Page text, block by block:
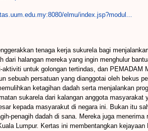
elmu/index.jsp?modul...
tenaga kerja sukurela bagi
dari halangan mereka yang ingin menghulur
untuk golongan tertindas, dan PEMADAM
sebuah persatuan yang dianggotai oleh bekus
ketagihan dadah serta menjalankan
sukarela dari kalangan anggota
kepada masyarakut di negara ini. Bukan itu
penagih dadah di sana. Mereka juga
Lumpur. Kertas ini membentangkan